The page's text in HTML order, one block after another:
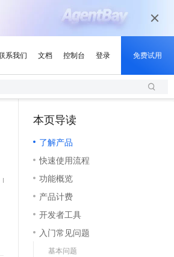
本页导读
了解产品
快速使用流程
功能概览
产品计费
开发者工具
入门常见问题
基本问题